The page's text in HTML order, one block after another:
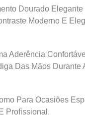
Dourado
Moderno E
Aderência
Das Mãos Durante
Para Ocasiões
Profissional.